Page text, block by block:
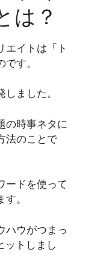
は？
エイトは「ト
す。
ました。
の時事ネタに
法のことで
ードを使って
。
ハウがつまっ
ットしまし